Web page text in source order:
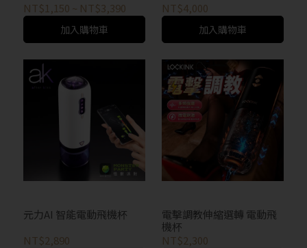
NT$1,150 ~ NT$3,390
加入購物車
NT$4,000
加入購物車
元力AI 智能電動飛機杯
NT$2,890
電擊調教伸縮選轉 電動飛
機杯
NT$2,300